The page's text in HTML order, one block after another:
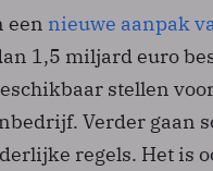
een nieuwe aanpak
1,5 miljard euro
stellen
Verder gaan
regels. Het is